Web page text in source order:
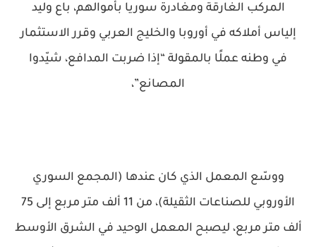
المركب الغارقة ومغادرة سوريا بأموالهم، باع وليد
إلياس أملاكه في أوروبا والخليج العربي وقرر الاستثمار
في وطنه عملًا بالمقولة “إذا ضربت المدافع، شيّدوا
المصانع”،
ووسّع المعمل الذي كان عندها (المجمع السوري
الأوروبي للصناعات الثقيلة)، من 11 ألف متر مربع إلى 75
ألف متر مربع، ليصبح المعمل الوحيد في الشرق الأوسط